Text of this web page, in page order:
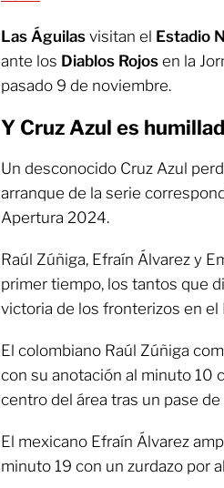
Las Águilas visitan el Estadio
ante los Diablos Rojos en la
pasado 9 de noviembre.
Y Cruz Azul es
Un desconocido Cruz Azul
arranque de la serie
Apertura 2024.
Raúl Zúñiga, Efraín Álvarez y
primer tiempo, los tantos que
victoria de los fronterizos en el
El colombiano Raúl Zúñiga
con su anotación al minuto 10
centro del área tras un pase
El mexicano Efraín Álvarez
minuto 19 con un zurdazo por